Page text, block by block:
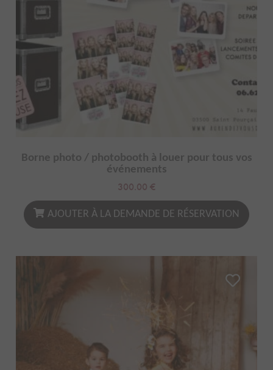
Borne photo / photobooth à louer pour tous vos
événements
300.00 €
AJOUTER À LA DEMANDE DE RÉSERVATION